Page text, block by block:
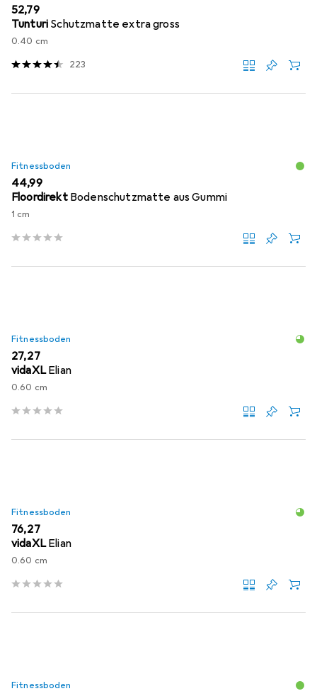
EUR
52,79
Tunturi Schutzmatte extra gross
0.40 cm
223
Fitnessboden
EUR
44,99
Floordirekt Bodenschutzmatte aus Gummi
1 cm
Fitnessboden
EUR
27,27
vidaXL Elian
0.60 cm
Fitnessboden
EUR
76,27
vidaXL Elian
0.60 cm
Fitnessboden